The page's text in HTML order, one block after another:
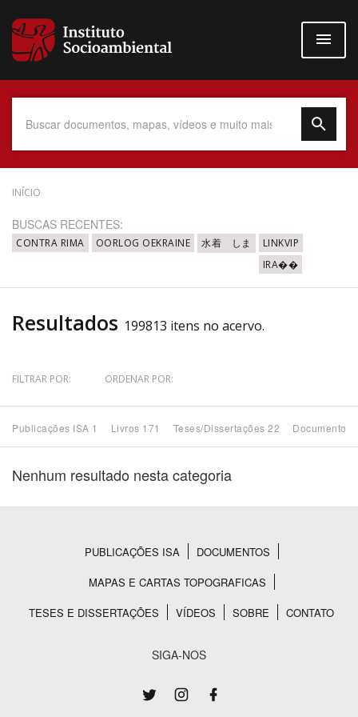
para
conteúdo
Data do Documento
Tema
Subtema
BUSCAR
INÍCIO
BUSCAS RECENTES:
CONTRA RIMA OORLOG OEKRAINE 水着 しま
LINKVIP
IRA��
Resultados 199813 itens no acervo.
FILTRAR POR: ORDENAR POR:
Publicações ISA 1 Livros 171 Teses/Dissertações 22 Documentos
Nenhum resultado nesta categoria
Rodapé
PUBLICAÇÕES ISA
DOCUMENTOS
MAPAS E CARTAS TOPOGRAFICAS
TESES E DISSERTAÇÕES
VÍDEOS SOBRE CONTATO
SIGA-NOS